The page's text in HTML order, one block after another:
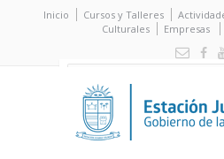
Inicio Cursos y Talleres
Culturales
Empresas